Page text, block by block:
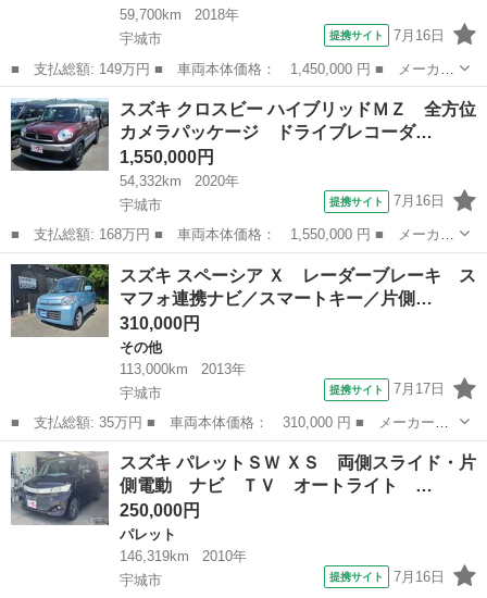
59,700km
2018年
宇城市
提携サイト 7月16日
■ 支払総額: 149万円 ■ 車両本体価格： 1,450,000 円 ■ メーカー
名： スズキ ■ 車種名： ジムニー ■ グレード名： ランドベン
チャー リフトＵＰ／社外マフラー／１６インチＡＷ／フロント リ
アショート...
熊本 宇城市 ジムニー
スズキ クロスビー ハイブリッドＭＺ 全方位
カメラパッケージ ドライブレコーダ…
1,550,000円
54,332km
2020年
宇城市
提携サイト 7月16日
■ 支払総額: 168万円 ■ 車両本体価格： 1,550,000 円 ■ メーカー
名： スズキ ■ 車種名： クロスビー ■ グレード名： ハイブリ
ッドＭＺ 全方位カメラパッケージ ドライブレコーダー ナビ Ｌ
ＥＤヘッド...
熊本 宇城市 スズキ
スズキ スペーシア Ｘ レーダーブレーキ ス
マフォ連携ナビ／スマートキー／片側…
310,000円
その他
113,000km
2013年
宇城市
提携サイト 7月17日
■ 支払総額: 35万円 ■ 車両本体価格： 310,000 円 ■ メーカー
名： スズキ ■ 車種名： スペーシア ■ グレード名： Ｘ レー
ダーブレーキ スマフォ連携ナビ／スマートキー／片側パワースライ
ドドア／ダブルエ...
熊本 宇城市 その他
スズキ パレットＳＷ ＸＳ 両側スライド・片
側電動 ナビ ＴＶ オートライト …
250,000円
パレット
146,319km
2010年
宇城市
提携サイト 7月16日